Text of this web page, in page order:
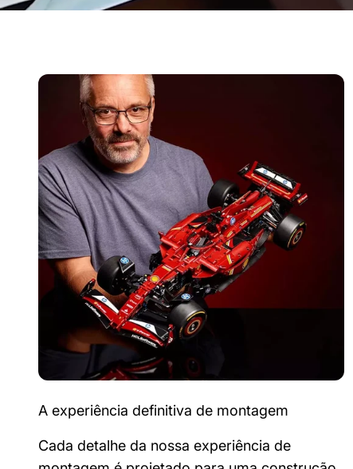
A experiência definitiva de montagem
Cada detalhe da nossa experiência de